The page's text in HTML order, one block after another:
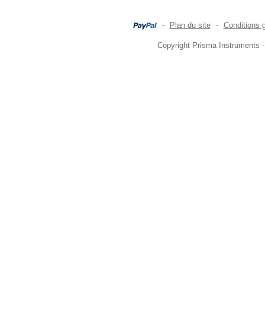
- Plan du site - Conditions
Copyright Prisma Instruments